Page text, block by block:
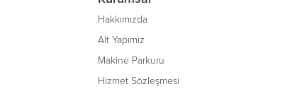
Hakkımızda
Alt Yapımız
Makine Parkuru
Hizmet Sözleşmesi